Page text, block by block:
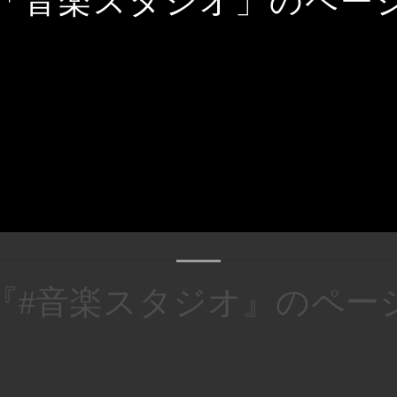
#音楽スタジオ』のペー